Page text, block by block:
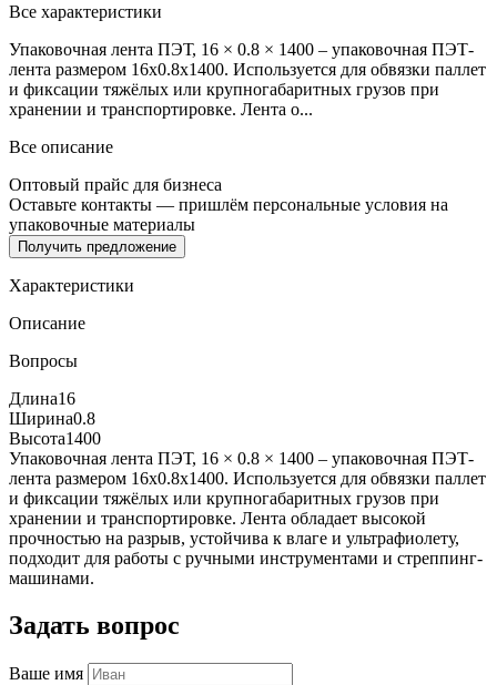
Все характеристики
Упаковочная лента ПЭТ, 16 × 0.8 × 1400 – упаковочная ПЭТ-
лента размером 16x0.8x1400. Используется для обвязки паллет
и фиксации тяжёлых или крупногабаритных грузов при
хранении и транспортировке. Лента о...
Все описание
Оптовый прайс для бизнеса
Оставьте контакты — пришлём персональные условия на
упаковочные материалы
Получить предложение
Характеристики
Описание
Вопросы
Длина16
Ширина0.8
Высота1400
Упаковочная лента ПЭТ, 16 × 0.8 × 1400 – упаковочная ПЭТ-
лента размером 16x0.8x1400. Используется для обвязки паллет
и фиксации тяжёлых или крупногабаритных грузов при
хранении и транспортировке. Лента обладает высокой
прочностью на разрыв, устойчива к влаге и ультрафиолету,
подходит для работы с ручными инструментами и стреппинг-
машинами.
Задать вопрос
Ваше имя